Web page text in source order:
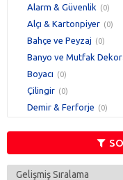
Alarm & Güvenlik (0)
Alçı & Kartonpiyer (0)
Bahçe ve Peyzaj (0)
Banyo ve Mutfak
Boyacı (0)
Çilingir (0)
Demir & Ferforje (0)
Elektrik & Aydınlatma
Isıtma, Soğutma
İnşaat & Hafriyat